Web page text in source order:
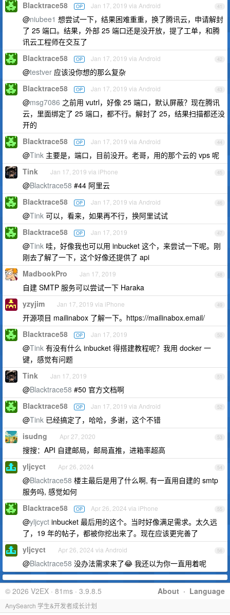
41
Blacktrace58 OP Jan 17, 2019 via Android
@niubee1 想尝试一下，结果困难重重，换了腾讯云，申请解封
了 25 端口。结果，外部 25 端口还是没开放，提了工单，和腾
讯云工程师在交互了
42
Blacktrace58 OP Jan 17, 2019 via Android
@testver 应该没你想的那么复杂
43
Blacktrace58 OP Jan 17, 2019 via Android
@msg7086 之前用 vutrl，好像 25 端口，默认屏蔽？现在腾讯
云，里面绑定了 25 端口，都不行。解封了 25，结果扫描都还没
开的
44
Blacktrace58 OP Jan 17, 2019 via Android
@Tink 主要是，端口，目前没开。老哥，用的那个云的 vps 呢
45
Tink Jan 17, 2019 via iPhone
@Blacktrace58 #44 阿里云
46
Blacktrace58 OP Jan 17, 2019 via Android
@Tink 可以，看来，如果再不行，换阿里试试
47
Blacktrace58 OP Jan 17, 2019
@Tink 哇，好像我也可以用 inbucket 这个，来尝试一下呢。刚
刚去了解了一下，这个好像还提供了 api
48
MadbookPro Jan 17, 2019
自建 SMTP 服务可以尝试一下 Haraka
49
yzyjim Jan 17, 2019 via iPhone
开源项目 mailinabox 了解一下。https://mailinabox.email/
50
Blacktrace58 OP Jan 17, 2019
@Tink 有没有什么 inbucket 得搭建教程呢？我用 docker 一
键，感觉有问题
51
Tink Jan 17, 2019
@Blacktrace58 #50 官方文档啊
52
Blacktrace58 OP Jan 17, 2019 via Android
@Tink 已经搞定了，哈哈，多谢，这个不错
53
isudng Apr 27, 2020
搜搜：API 自建邮局，邮局直推，进箱率超高
54
yljcyct Apr 26, 2024
@Blacktrace58 楼主最后是用了什么啊, 有一直用自建的 smtp
服务吗, 感觉如何
55
Blacktrace58 OP Apr 26, 2024 via iPhone
@yljcyct inbucket 最后用的这个。当时好像满足需求。太久远
了，19 年的帖子，都被你挖出来了。现在应该更完善了
56
yljcyct Apr 26, 2024 via Android
@Blacktrace58 没办法需求来了😂 我还以为你一直用着呢
About · Language
© 2026 V2EX · 81ms · 3.9.8.5
AnySearch 学生&开发者成长计划